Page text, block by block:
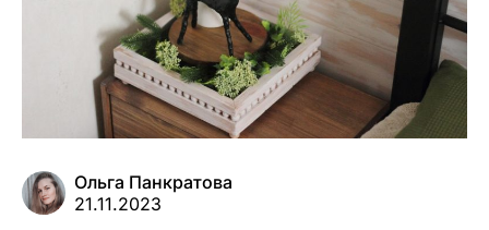
Ольга Панкратова
21.11.2023